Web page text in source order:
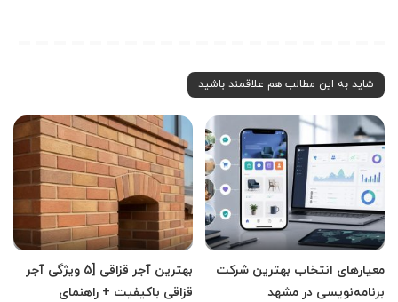
شاید به این مطالب هم علاقمند باشید
معیارهای انتخاب بهترین شرکت
برنامه‌نویسی در مشهد
بهترین آجر قزاقی [5 ویژگی آجر
قزاقی باکیفیت + راهنمای